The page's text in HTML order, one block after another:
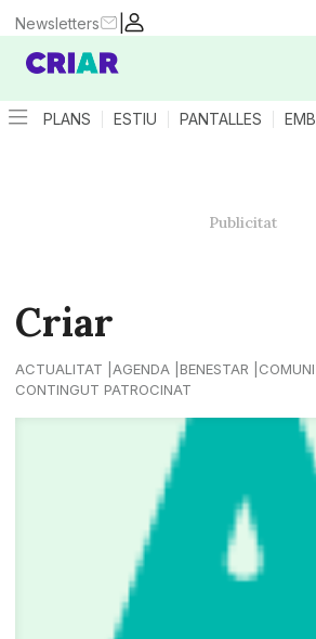
|
Newsletters
PLANS ESTIU PANTALLES
Criar
ACTUALITAT AGENDA BENESTAR
CONTINGUT PATROCINAT